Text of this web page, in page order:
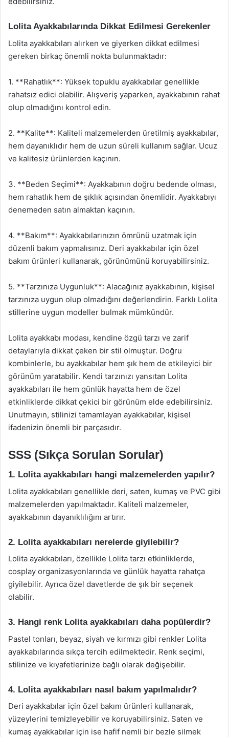
Lolita Ayakkabılarında Dikkat Edilmesi Gerekenler
Lolita ayakkabıları alırken ve giyerken dikkat edilmesi
gereken birkaç önemli nokta bulunmaktadır:
1. **Rahatlık**: Yüksek topuklu ayakkabılar genellikle
rahatsız edici olabilir. Alışveriş yaparken, ayakkabının rahat
olup olmadığını kontrol edin.
2. **Kalite**: Kaliteli malzemelerden üretilmiş ayakkabılar,
hem dayanıklıdır hem de uzun süreli kullanım sağlar. Ucuz
ve kalitesiz ürünlerden kaçının.
3. **Beden Seçimi**: Ayakkabının doğru bedende olması,
hem rahatlık hem de şıklık açısından önemlidir. Ayakkabıyı
denemeden satın almaktan kaçının.
4. **Bakım**: Ayakkabılarınızın ömrünü uzatmak için
düzenli bakım yapmalısınız. Deri ayakkabılar için özel
bakım ürünleri kullanarak, görünümünü koruyabilirsiniz.
5. **Tarzınıza Uygunluk**: Alacağınız ayakkabının, kişisel
tarzınıza uygun olup olmadığını değerlendirin. Farklı Lolita
stillerine uygun modeller bulmak mümkündür.
Lolita ayakkabı modası, kendine özgü tarzı ve zarif
detaylarıyla dikkat çeken bir stil olmuştur. Doğru
kombinlerle, bu ayakkabılar hem şık hem de etkileyici bir
görünüm yaratabilir. Kendi tarzınızı yansıtan Lolita
ayakkabıları ile hem günlük hayatta hem de özel
etkinliklerde dikkat çekici bir görünüm elde edebilirsiniz.
Unutmayın, stilinizi tamamlayan ayakkabılar, kişisel
ifadenizin önemli bir parçasıdır.
SSS (Sıkça Sorulan Sorular)
1. Lolita ayakkabıları hangi malzemelerden yapılır?
Lolita ayakkabıları genellikle deri, saten, kumaş ve PVC gibi
malzemelerden yapılmaktadır. Kaliteli malzemeler,
ayakkabının dayanıklılığını artırır.
2. Lolita ayakkabıları nerelerde giyilebilir?
Lolita ayakkabıları, özellikle Lolita tarzı etkinliklerde,
cosplay organizasyonlarında ve günlük hayatta rahatça
giyilebilir. Ayrıca özel davetlerde de şık bir seçenek
olabilir.
3. Hangi renk Lolita ayakkabıları daha popülerdir?
Pastel tonları, beyaz, siyah ve kırmızı gibi renkler Lolita
ayakkabılarında sıkça tercih edilmektedir. Renk seçimi,
stilinize ve kıyafetlerinize bağlı olarak değişebilir.
4. Lolita ayakkabıları nasıl bakım yapılmalıdır?
Deri ayakkabılar için özel bakım ürünleri kullanarak,
yüzeylerini temizleyebilir ve koruyabilirsiniz. Saten ve
kumaş ayakkabılar için ise hafif nemli bir bezle silmek